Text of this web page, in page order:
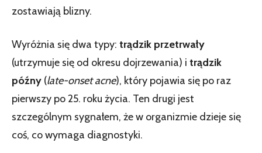
zostawiają blizny.
Wyróżnia się dwa typy: trądzik przetrwały
(utrzymuje się od okresu dojrzewania) i trądzik
późny (late-onset acne), który pojawia się po raz
pierwszy po 25. roku życia. Ten drugi jest
szczególnym sygnałem, że w organizmie dzieje się
coś, co wymaga diagnostyki.